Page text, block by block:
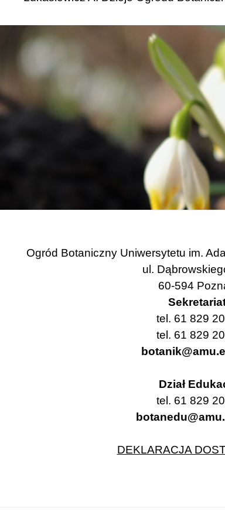
Ogród Botaniczny Uniwersytetu im.
ul.
60-594
tel. 61 829
tel. 61 829
Dział
tel. 61 829
DEKLARACJA